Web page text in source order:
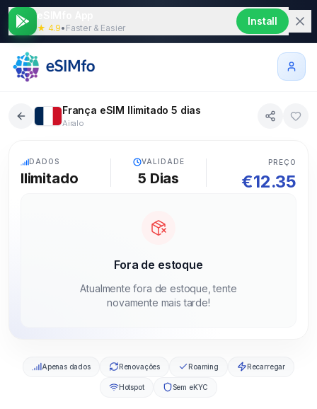
★ 4.9• Faster & Easier
Install
França eSIM Ilimitado 5 dias
Airalo
DADOS
Ilimitado
VALIDADE
5 Dias
PREÇO
€12.35
Fora de estoque
Atualmente fora de estoque, tente
novamente mais tarde!
Apenas dados Renovações Roaming Recarregar
Hotspot Sem eKYC